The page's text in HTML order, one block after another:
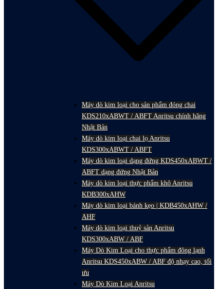
Máy dò kim loại cho sản phẩm đóng chai
KDS210xABWT / ABFT Anritsu chính hãng
Nhật Bản
Máy dò kim loại chai lọ Anritsu
KDS300xABWT / ABFT
Máy dò kim loại dạng đứng KDS450xABWT /
ABFT dạng đứng Nhật Bản
Máy dò kim loại thực phẩm khô Anritsu
KDB300xAHW
Máy dò kim loại bánh kẹo | KDB450xAHW /
AHF
Máy dò kim loại thuỷ sản Anritsu
KDS300xABW / ABF
Máy Dò Kim Loại cho thực phẩm đông lạnh
Anritsu KDS450xABW / ABF độ nhạy cao, tối
ưu
Máy Dò Kim Loại Anritsu